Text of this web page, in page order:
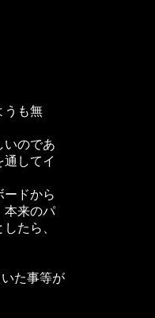
うも無
いのであ
してイ
ドから
本来のパ
たら、
た事等が